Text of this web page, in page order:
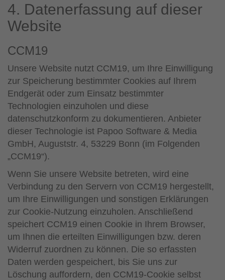
4. Datenerfassung auf dieser
Website
CCM19
Unsere Website nutzt CCM19, um Ihre Einwilligung
zur Speicherung bestimmter Cookies auf Ihrem
Endgerät oder zum Einsatz bestimmter
Technologien einzuholen und diese
datenschutzkonform zu dokumentieren. Anbieter
dieser Technologie ist Papoo Software & Media
GmbH, Auguststr. 4, 53229 Bonn (im Folgenden
„CCM19“).
Wenn Sie unsere Website betreten, wird eine
Verbindung zu den Servern von CCM19 hergestellt,
um Ihre Einwilligungen und sonstigen Erklärungen
zur Cookie-Nutzung einzuholen. Anschließend
speichert CCM19 einen Cookie in Ihrem Browser,
um Ihnen die erteilten Einwilligungen bzw. deren
Widerruf zuordnen zu können. Die so erfassten
Daten werden gespeichert, bis Sie uns zur
Löschung auffordern, den CCM19-Cookie selbst